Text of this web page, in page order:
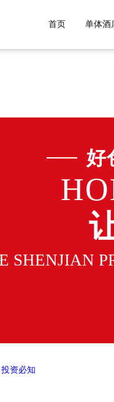
,好色
首页 单体酒
好
SHENJIAN
投资必知